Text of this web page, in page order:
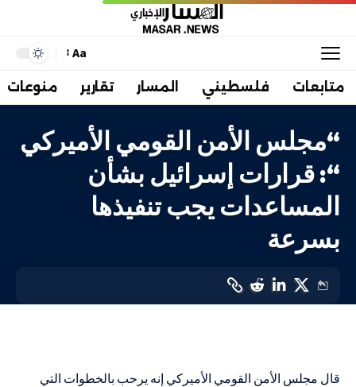
Aa
متابعات فلسطيني المسار تقارير منوعات
“مجلس الأمن القومي الأميركي
“: قرارات إسرائيل بشأن
المساعدات يجب تنفيذها
بسرعة
قال مجلس الأمن القومي الأميركي إنه يرحب بالخطوات التي